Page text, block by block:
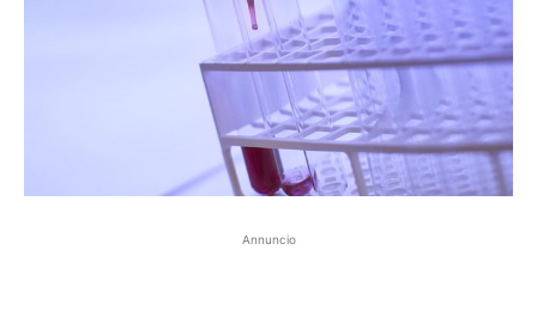
Annuncio